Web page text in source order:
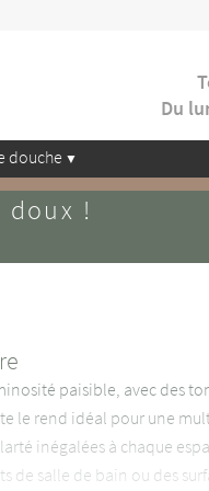
Du
douche
!
paisible, avec des
le rend idéal pour une
inégalées à chaque
de salle de bain ou des